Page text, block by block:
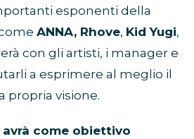
esponenti della
ANNA, Rhove, Kid Yugi,
con gli artisti, i manager e
a esprimere al meglio il
propria visione.
avrà come obiettivo